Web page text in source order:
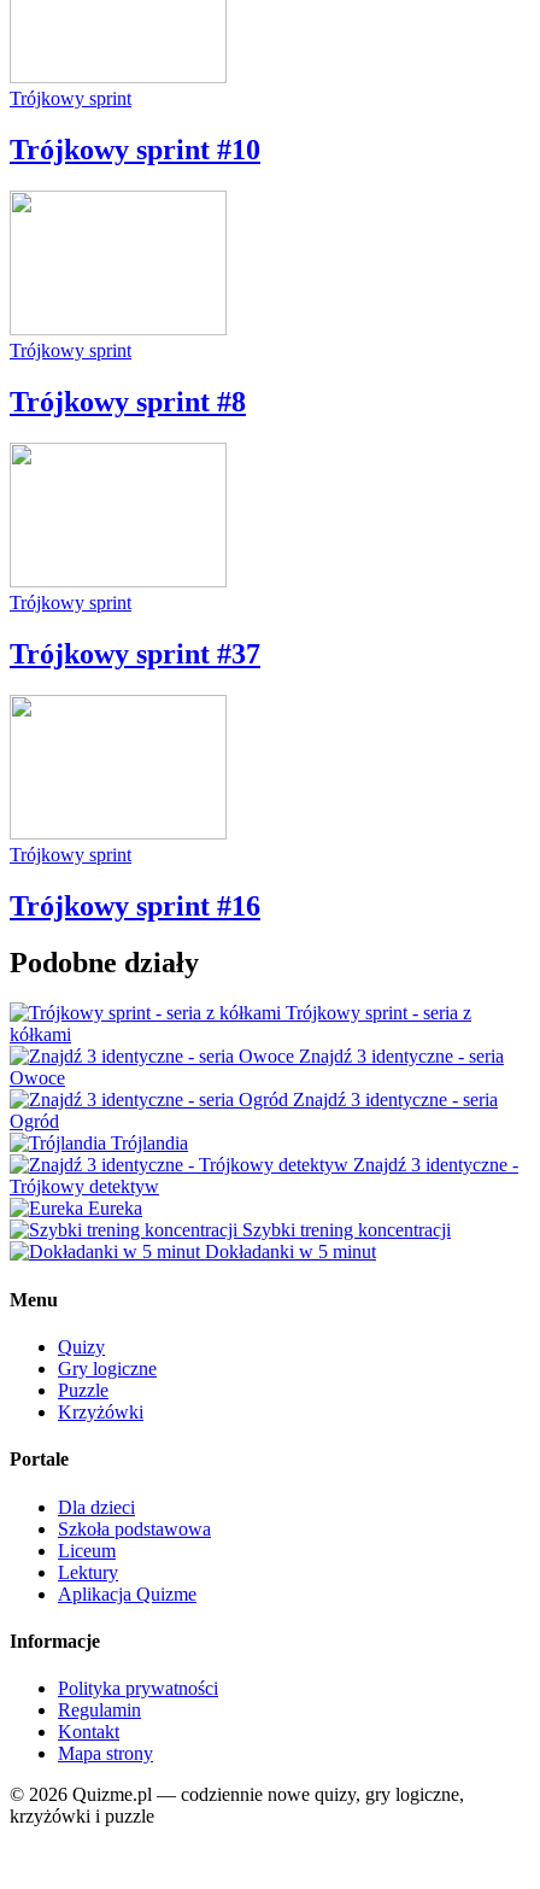
Trójkowy sprint
Trójkowy sprint #10
Trójkowy sprint
Trójkowy sprint #8
Trójkowy sprint
Trójkowy sprint #37
Trójkowy sprint
Trójkowy sprint #16
Podobne działy
Trójkowy sprint - seria z
kółkami
Znajdź 3 identyczne - seria
Owoce
Znajdź 3 identyczne - seria
Ogród
Trójlandia
Znajdź 3 identyczne -
Trójkowy detektyw
Eureka
Szybki trening koncentracji
Dokładanki w 5 minut
Menu
Quizy
Gry logiczne
Puzzle
Krzyżówki
Portale
Dla dzieci
Szkoła podstawowa
Liceum
Lektury
Aplikacja Quizme
Informacje
Polityka prywatności
Regulamin
Kontakt
Mapa strony
© 2026 Quizme.pl — codziennie nowe quizy, gry logiczne,
krzyżówki i puzzle